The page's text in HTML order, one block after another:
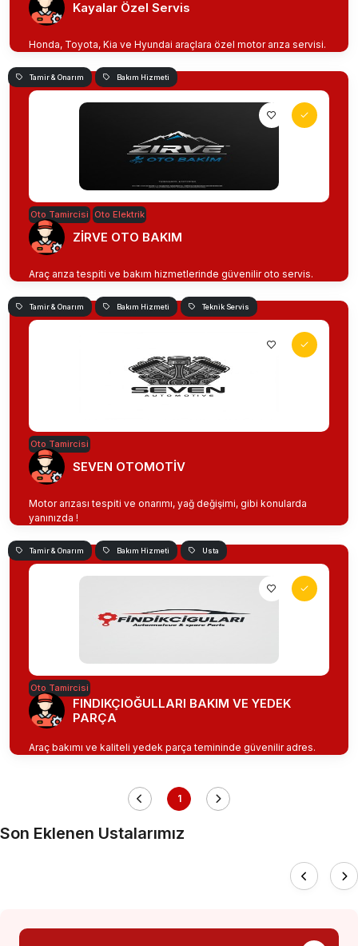
Kayalar Özel Servis
Honda, Toyota, Kia ve Hyundai araçlara özel motor arıza servisi.
Tamir & Onarım Bakım Hizmeti
Oto Tamircisi Oto Elektrik
ZİRVE OTO BAKIM
Araç arıza tespiti ve bakım hizmetlerinde güvenilir oto servis.
Tamir & Onarım Bakım Hizmeti Teknik Servis
Oto Tamircisi
SEVEN OTOMOTİV
Motor arızası tespiti ve onarımı, yağ değişimi, gibi konularda
yanınızda !
Tamir & Onarım Bakım Hizmeti Usta
Oto Tamircisi
FINDIKÇIOĞULLARI BAKIM VE YEDEK
PARÇA
Araç bakımı ve kaliteli yedek parça temininde güvenilir adres.
1
Son Eklenen Ustalarımız